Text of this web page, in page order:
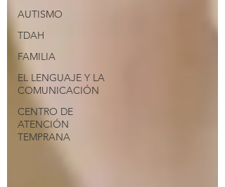
AUTISMO
TDAH
FAMILIA
EL LENGUAJE Y LA
COMUNICACIÓN
CENTRO DE
ATENCIÓN
TEMPRANA